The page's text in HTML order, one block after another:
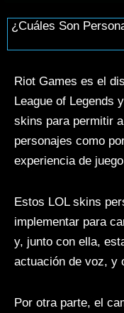
¿Cuáles Son
Riot Games es el
League of Legends
skins para permitir
personajes como
experiencia de
Estos LOL skins
implementar para
y, junto con ella,
actuación de voz, y
Por otra parte, el